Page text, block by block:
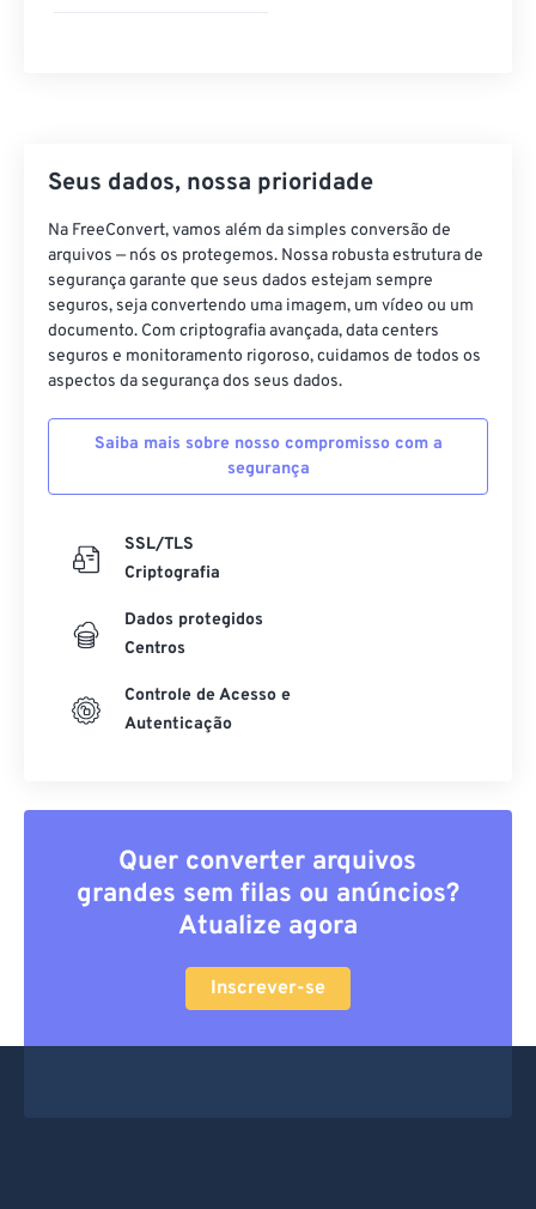
Seus dados, nossa prioridade
Na FreeConvert, vamos além da simples conversão de
arquivos — nós os protegemos. Nossa robusta estrutura de
segurança garante que seus dados estejam sempre
seguros, seja convertendo uma imagem, um vídeo ou um
documento. Com criptografia avançada, data centers
seguros e monitoramento rigoroso, cuidamos de todos os
aspectos da segurança dos seus dados.
Saiba mais sobre nosso compromisso com a
segurança
SSL/TLS
Criptografia
Dados protegidos
Centros
Controle de Acesso e
Autenticação
Quer converter arquivos
grandes sem filas ou anúncios?
Atualize agora
Inscrever-se